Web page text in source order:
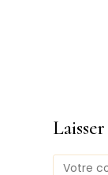
Comment